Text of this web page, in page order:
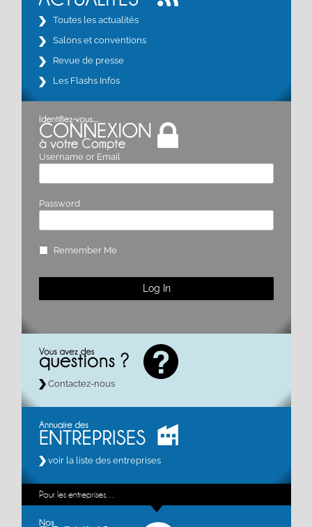
Toutes les actualités
Salons et conventions
Revue de presse
Les Flashs Infos
Username or Email
Password
Remember Me
Contactez-nous
voir la liste des entreprises
Pour les entreprises…